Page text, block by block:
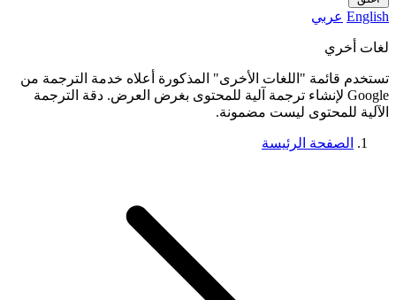
English عربي
لغات أخري
تستخدم قائمة "اللغات الأخرى" المذكورة أعلاه خدمة الترجمة من
Google لإنشاء ترجمة آلية للمحتوى بغرض العرض. دقة الترجمة
الآلية للمحتوى ليست مضمونة.
الصفحة الرئيسة